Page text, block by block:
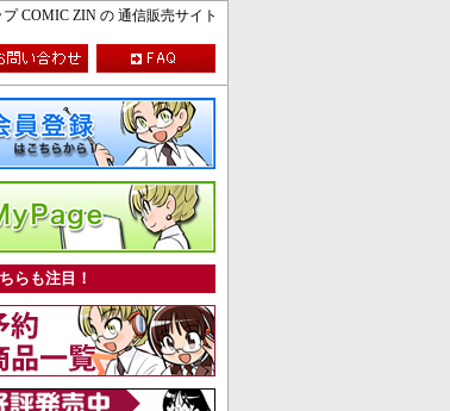
COMIC ZIN の 通信販売サイト
らも注目！